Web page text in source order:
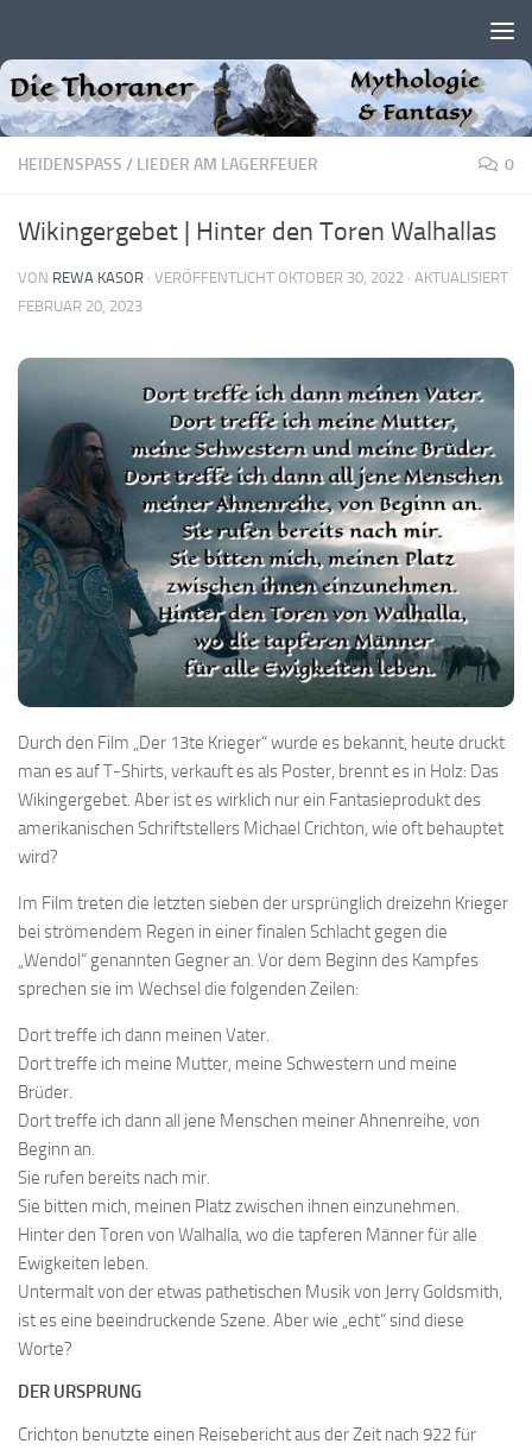
HEIDENSPASS / LIEDER AM LAGERFEUER 0
Wikingergebet | Hinter den Toren Walhallas
VON REWA KASOR · VERÖFFENTLICHT OKTOBER 30, 2022 · AKTUALISIERT
FEBRUAR 20, 2023
Durch den Film „Der 13te Krieger“ wurde es bekannt, heute druckt
man es auf T-Shirts, verkauft es als Poster, brennt es in Holz: Das
Wikingergebet. Aber ist es wirklich nur ein Fantasieprodukt des
amerikanischen Schriftstellers Michael Crichton, wie oft behauptet
wird?
Im Film treten die letzten sieben der ursprünglich dreizehn Krieger
bei strömendem Regen in einer finalen Schlacht gegen die
„Wendol“ genannten Gegner an. Vor dem Beginn des Kampfes
sprechen sie im Wechsel die folgenden Zeilen:
Dort treffe ich dann meinen Vater.
Dort treffe ich meine Mutter, meine Schwestern und meine
Brüder.
Dort treffe ich dann all jene Menschen meiner Ahnenreihe, von
Beginn an.
Sie rufen bereits nach mir.
Sie bitten mich, meinen Platz zwischen ihnen einzunehmen.
Hinter den Toren von Walhalla, wo die tapferen Männer für alle
Ewigkeiten leben.
Untermalt von der etwas pathetischen Musik von Jerry Goldsmith,
ist es eine beeindruckende Szene. Aber wie „echt“ sind diese
Worte?
DER URSPRUNG
Crichton benutzte einen Reisebericht aus der Zeit nach 922 für